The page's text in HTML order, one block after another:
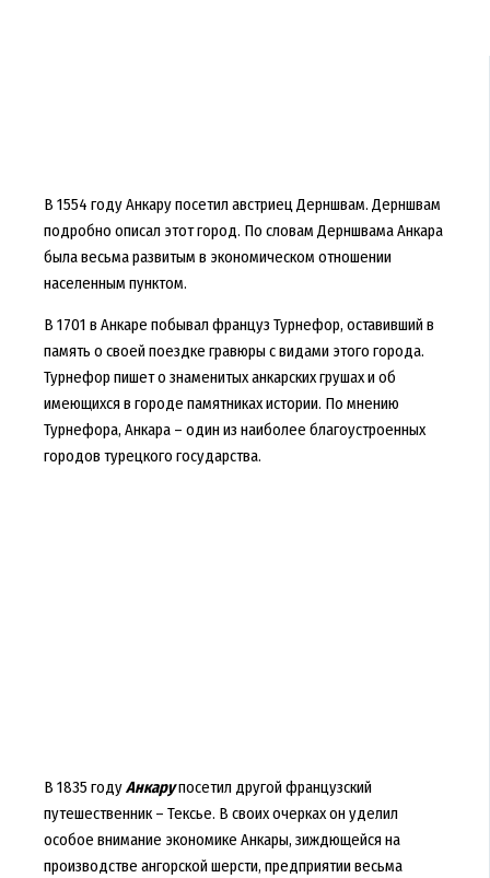
В 1554 году Анкару посетил австриец Дерншвам. Дерншвам
подробно описал этот город. По словам Дерншвама Анкара
была весьма развитым в экономическом отношении
населенным пунктом.
В 1701 в Анкаре побывал француз Турнефор, оставивший в
память о своей поездке гравюры с видами этого города.
Турнефор пишет о знаменитых анкарских грушах и об
имеющихся в городе памятниках истории. По мнению
Турнефора, Анкара – один из наиболее благоустроенных
городов турецкого государства.
В 1835 годуАнкарупосетил другой французский
путешественник – Тексье. В своих очерках он уделил
особое внимание экономике Анкары, зиждющейся на
производстве ангорской шерсти, предприятии весьма